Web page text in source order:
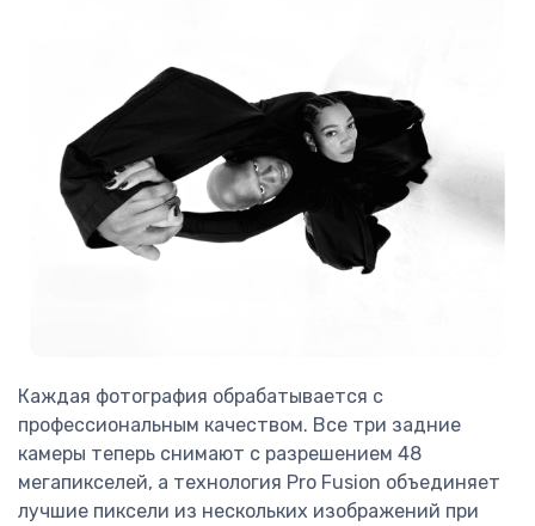
Каждая фотография обрабатывается с
профессиональным качеством. Все три задние
камеры теперь снимают с разрешением 48
мегапикселей, а технология Pro Fusion объединяет
лучшие пиксели из нескольких изображений при